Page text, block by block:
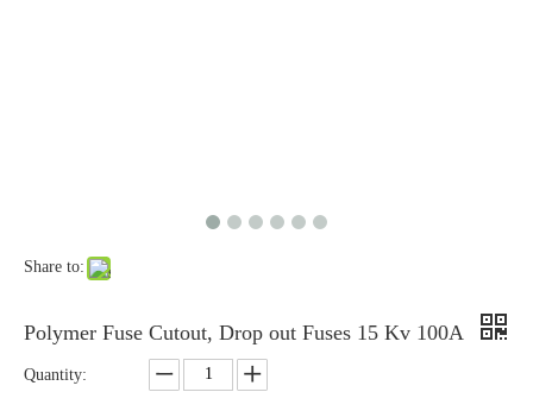
Share to:
Polymer Fuse Cutout, Drop out Fuses 15 Kv 100A
Quantity: